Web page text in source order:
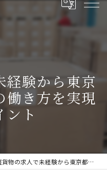
経験から東京
働き方を実現
ント
物の求人で未経験から東京都国立市で理想の働き方を実現するポイント